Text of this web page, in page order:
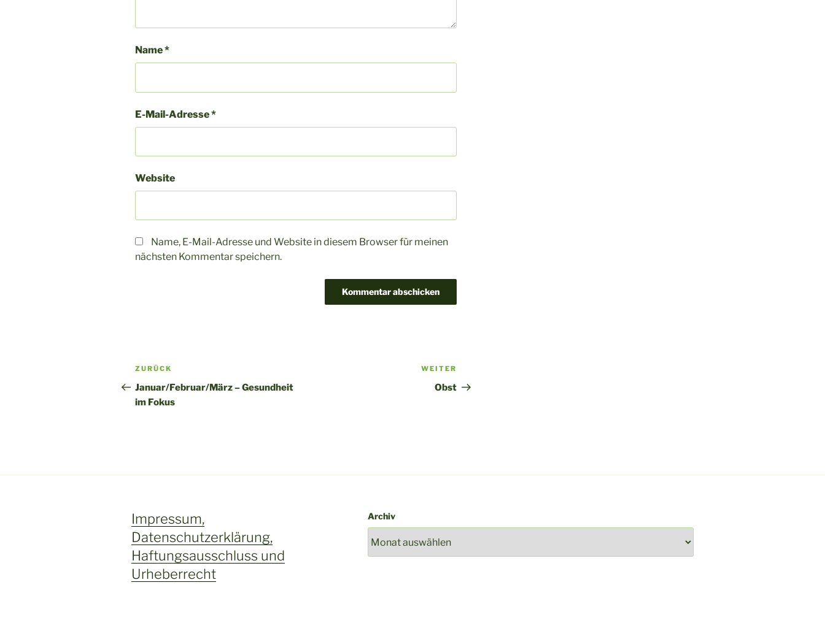
Name*
E-Mail-Adresse*
Website
Name, E-Mail-Adresse und Website in diesem Browser für meinen
nächsten Kommentar speichern.
e
r
n
e
Beitragsnavigation
Vorheriger
Beitrag
ZURÜCK
Januar/Februar/März – Gesundheit
im Fokus
Beitrag
WEITER
Obst
Impressum,
Datenschutzerklärung,
Haftungsausschluss und
Urheberrecht
Archiv